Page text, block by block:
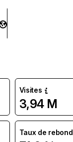
Visites
3,94 M
Taux de rebond